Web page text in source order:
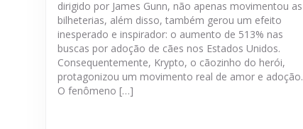
dirigido por James Gunn, não apenas movimentou as
bilheterias, além disso, também gerou um efeito
inesperado e inspirador: o aumento de 513% nas
buscas por adoção de cães nos Estados Unidos.
Consequentemente, Krypto, o cãozinho do herói,
protagonizou um movimento real de amor e adoção.
O fenômeno […]